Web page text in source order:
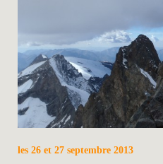
les 26 et 27 septembre 2013